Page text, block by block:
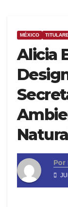
MÉXICO
Alicia
Por